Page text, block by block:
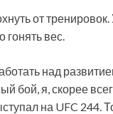
от
гонять вес.
над
бой, я, скорее
на UFC 244.